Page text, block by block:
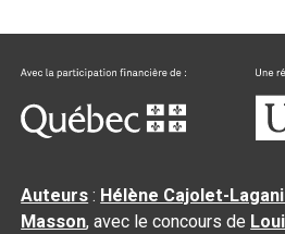
Auteurs : Hélène Cajolet-
Masson, avec le concours de